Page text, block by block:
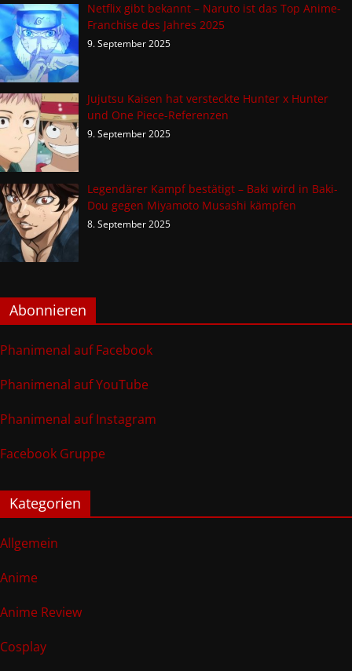
Netflix gibt bekannt – Naruto ist das Top Anime-
Franchise des Jahres 2025
9. September 2025
Jujutsu Kaisen hat versteckte Hunter x Hunter
und One Piece-Referenzen
9. September 2025
Legendärer Kampf bestätigt – Baki wird in Baki-
Dou gegen Miyamoto Musashi kämpfen
8. September 2025
Abonnieren
Phanimenal auf Facebook
Phanimenal auf YouTube
Phanimenal auf Instagram
Facebook Gruppe
Kategorien
Allgemein
Anime
Anime Review
Cosplay